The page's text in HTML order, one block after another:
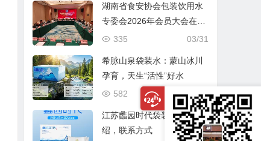
湖南省食安协会包装饮用水
专委会2026年会员大会在长
沙圆满召开
03/31
335
希脉山泉袋装水：蒙山冰川
孕育，天生“活性”好水
03/21
582
江苏蠡园时代袋装山泉水介
绍，联系方式